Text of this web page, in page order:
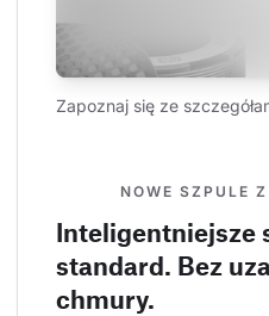
Zapoznaj się ze
NOWE SZPULE
Inteligentniejsze
standard. Bez
chmury.